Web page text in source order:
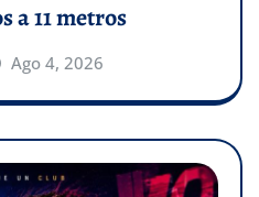
a 11 metros
Ago 4, 2026